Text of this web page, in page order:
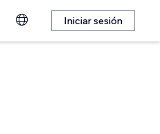
Iniciar sesión